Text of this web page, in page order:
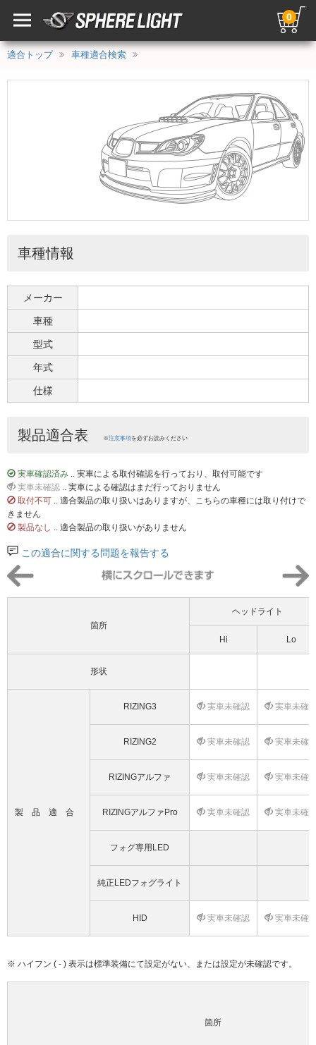
0
適合トップ 車種適合検索
車種情報
メーカー
車種
型式
年式
仕様
製品適合表 ※注意事項を必ずお読みください
実車確認済み .. 実車による取付確認を行っており、取付可能です
実車未確認 .. 実車による確認はまだ行っておりません
取付不可 .. 適合製品の取り扱いはありますが、こちらの車種には取り付けで
きません
製品なし .. 適合製品の取り扱いがありません
この適合に関する問題を報告する
箇所
ヘッドライト
Hi Lo
形状
製品適合
RIZING3 実車未確認 実車未確
RIZING2 実車未確認 実車未確
RIZINGアルファ 実車未確認 実車未確
RIZINGアルファPro 実車未確認 実車未確
フォグ専用LED
純正LEDフォグライト
HID 実車未確認 実車未確
※ ハイフン ( - ) 表示は標準装備にて設定がない、または設定が未確認です。
箇所